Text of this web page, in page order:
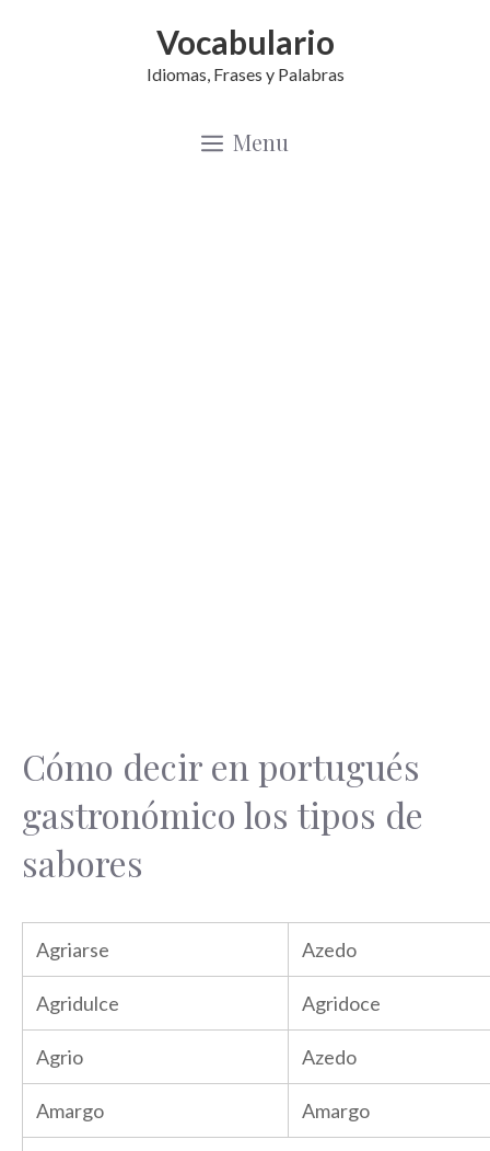
Vocabulario
Idiomas, Frases y Palabras
Menu
Cómo decir en portugués
gastronómico los tipos de
sabores
Agriarse Azedo
Agridulce Agridoce
Agrio Azedo
Amargo Amargo